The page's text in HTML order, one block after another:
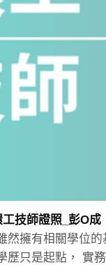
技師證照_彭O成
然擁有相關學位的
歷只是起點， 實